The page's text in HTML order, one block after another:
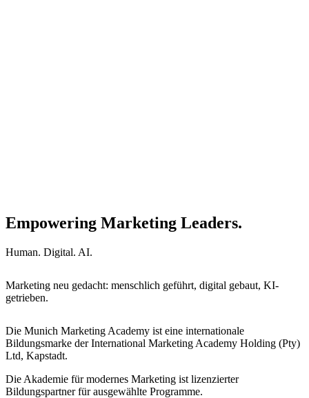
Empowering Marketing Leaders.
Human. Digital. AI.
Marketing neu gedacht: menschlich geführt, digital gebaut, KI-
getrieben.
Die Munich Marketing Academy ist eine internationale
Bildungsmarke der International Marketing Academy Holding (Pty)
Ltd, Kapstadt.
Die Akademie für modernes Marketing ist lizenzierter
Bildungspartner für ausgewählte Programme.